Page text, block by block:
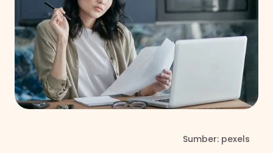
                                                                     Sumber: pexels